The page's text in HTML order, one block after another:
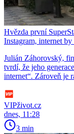
Hvězda první
Instagram, internet
Julián Záhorovský,
tvrdí, že jeho
internet“. Zároveň je
VIPživot.cz
dnes, 11:28
3 min